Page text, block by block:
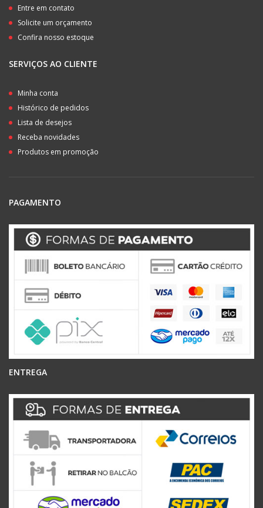
Entre em contato
Solicite um orçamento
Confira nosso estoque
SERVIÇOS AO CLIENTE
Minha conta
Histórico de pedidos
Lista de desejos
Receba novidades
Produtos em promoção
PAGAMENTO
ENTREGA